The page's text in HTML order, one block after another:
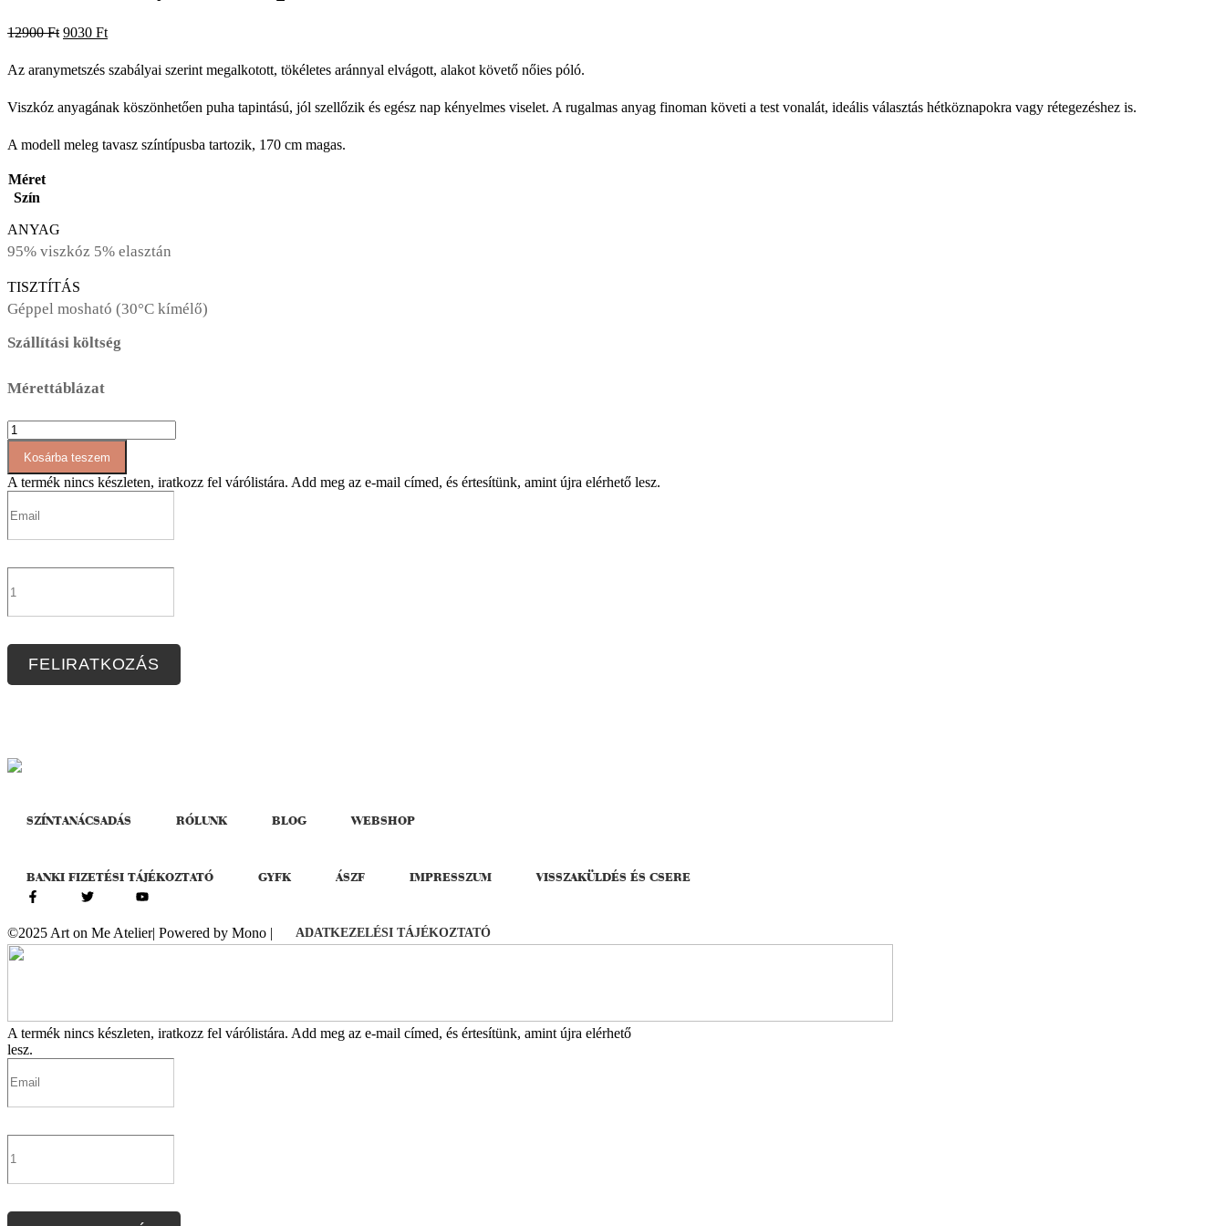
12900Ft Original
was:
12900 Ft.
9030 FtCurrent
is:
9030 Ft.
Az aranymetszés szabályai szerint megalkotott, tökéletes aránnyal elvágott, alakot követő nőies póló.
Viszkóz anyagának köszönhetően puha tapintású, jól szellőzik és egész nap kényelmes viselet. A rugalmas anyag finoman követi a test vonalát, ideális választás hétköznapokra vagy rétegezéshez is.
A modell meleg tavasz színtípusba tartozik, 170 cm magas.
Méret
Szín
ANYAG
95% viszkóz 5% elasztán
TISZTÍTÁS
Géppel mosható (30°C kímélő)
Szállítási költség
Mérettáblázat
AT080
aranymetszés
póló
mennyiség
Kosárba teszem
A termék nincs készleten, iratkozz fel várólistára. Add meg az e-mail címed, és értesítünk, amint újra elérhető lesz.
FELIRATKOZÁS
SZÍNTANÁCSADÁS RÓLUNK BLOG WEBSHOP
BANKI FIZETÉSI TÁJÉKOZTATÓ GYFK ÁSZF IMPRESSZUM VISSZAKÜLDÉS ÉS CSERE
©2025 Art on Me Atelier| Powered by Mono | ADATKEZELÉSI TÁJÉKOZTATÓ
A termék nincs készleten, iratkozz fel várólistára. Add meg az e-mail címed, és értesítünk, amint újra elérhető
lesz.